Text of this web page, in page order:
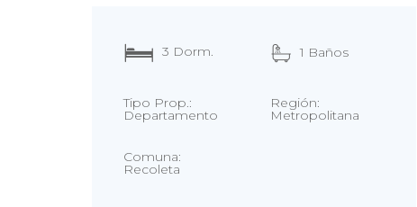
3 Dorm. 1 Baños
Tipo Prop.:
Departamento
Región:
Metropolitana
Comuna:
Recoleta